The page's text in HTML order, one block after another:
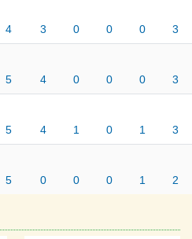
4 3 0 0 0 3
5 4 0 0 0 3
5 4 1 0 1 3
5 0 0 0 1 2